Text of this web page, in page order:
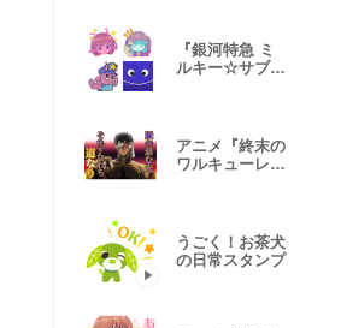
『銀河特急 ミ
ルキー☆サブウ
アニメ『終末の
ワルキューレ
うごく！お茶犬
の日常スタンプ